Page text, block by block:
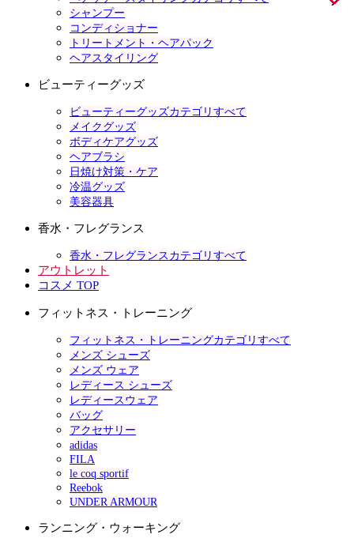
シャンプー
コンディショナー
トリートメント・ヘアパック
ヘアスタイリング
ビューティーグッズ
ビューティーグッズカテゴリすべて
メイクグッズ
ボディケアグッズ
ヘアブラシ
日焼け対策・ケア
冷温グッズ
美容器具
香水・フレグランス
香水・フレグランスカテゴリすべて
アウトレット
コスメ TOP
フィットネス・トレーニング
フィットネス・トレーニングカテゴリすべて
メンズ シューズ
メンズ ウェア
レディース シューズ
レディースウェア
バッグ
アクセサリー
adidas
FILA
le coq sportif
Reebok
UNDER ARMOUR
ランニング・ウォーキング